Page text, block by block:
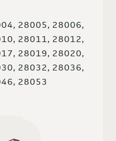
28005, 28006,
28011, 28012,
28019, 28020,
28032, 28036,
28053